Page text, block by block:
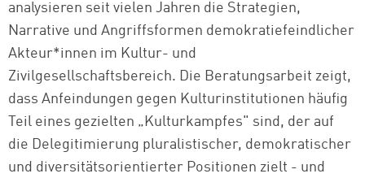
analysieren seit vielen Jahren die Strategien,
Narrative und Angriffsformen demokratiefeindlicher
Akteur*innen im Kultur- und
Zivilgesellschaftsbereich. Die Beratungsarbeit zeigt,
dass Anfeindungen gegen Kulturinstitutionen häufig
Teil eines gezielten „Kulturkampfes" sind, der auf
die Delegitimierung pluralistischer, demokratischer
und diversitätsorientierter Positionen zielt - und